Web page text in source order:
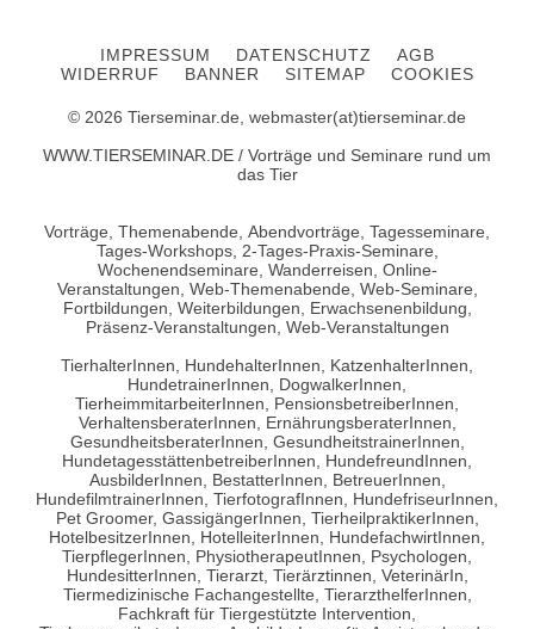
IMPRESSUM DATENSCHUTZ
AGB
WIDERRUF
BANNER SITEMAP COOKIES
© 2026 Tierseminar.de, webmaster(at)tierseminar.de
WWW.TIERSEMINAR.DE / Vorträge und Seminare rund um
das Tier
Vorträge, Themenabende, Abendvorträge, Tagesseminare,
Tages-Workshops, 2-Tages-Praxis-Seminare,
Wochenendseminare, Wanderreisen, Online-
Veranstaltungen, Web-Themenabende, Web-Seminare,
Fortbildungen, Weiterbildungen, Erwachsenenbildung,
Präsenz-Veranstaltungen, Web-Veranstaltungen
TierhalterInnen, HundehalterInnen, KatzenhalterInnen,
HundetrainerInnen, DogwalkerInnen,
TierheimmitarbeiterInnen, PensionsbetreiberInnen,
VerhaltensberaterInnen, ErnährungsberaterInnen,
GesundheitsberaterInnen, GesundheitstrainerInnen,
HundetagesstättenbetreiberInnen, HundefreundInnen,
AusbilderInnen, BestatterInnen, BetreuerInnen,
HundefilmtrainerInnen, TierfotografInnen, HundefriseurInnen,
Pet Groomer, GassigängerInnen, TierheilpraktikerInnen,
HotelbesitzerInnen, HotelleiterInnen, HundefachwirtInnen,
TierpflegerInnen, PhysiotherapeutInnen, Psychologen,
HundesitterInnen, Tierarzt, Tierärztinnen, VeterinärIn,
Tiermedizinische Fachangestellte, TierarzthelferInnen,
Fachkraft für Tiergestützte Intervention,